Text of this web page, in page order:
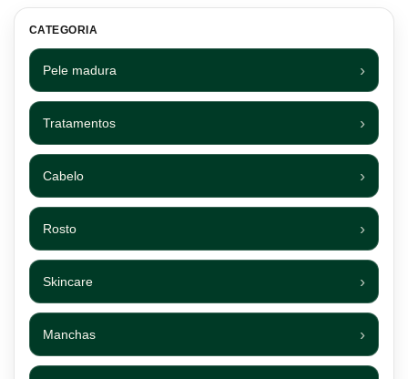
CATEGORIA
Pele madura
Tratamentos
Cabelo
Rosto
Skincare
Manchas